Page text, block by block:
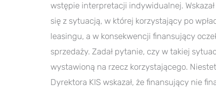
wstępie interpretacji indywidualnej.
się z sytuacją, w której korzystający po
leasingu, a w konsekwencji finansujący
sprzedaży. Zadał pytanie, czy w takiej
wystawioną na rzecz korzystającego.
Dyrektora KIS wskazał, że finansujący nie